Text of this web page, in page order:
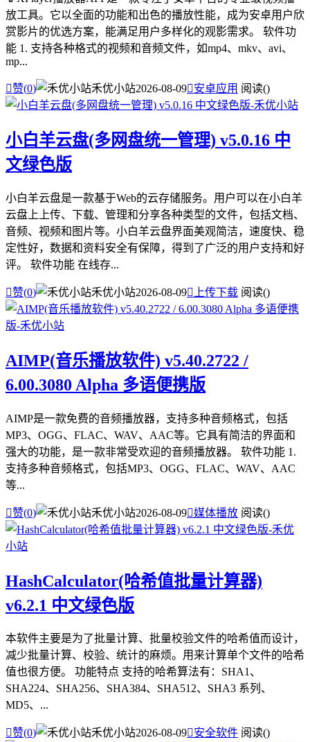
放工具。它以全面的功能和出色的播放性能，成为安卓用户欣
赏影片的优选方案，能满足用户多样化的观影需求。 软件功
能 1. 支持各种格式的视频和音频文件，如mp4、mkv、avi、
mp...
赞(0) 禾优小站2026-08-09安卓应用 阅读()
小白羊云盘(多网盘统一管理) v5.0.16 中
文绿色版
小白羊云盘是一款基于Web的云存储服务。用户可以在小白羊
云盘上上传、下载、管理和分享各种类型的文件，包括文档、
音频、视频和图片等。小白羊云盘界面美观简洁，速度快、稳
定性好，数据和资料安全有保障，得到了广泛的用户支持和好
评。 软件功能 在线存...
赞(0) 禾优小站2026-08-09 上传下载 阅读()
AIMP(音乐播放软件) v5.40.2722 /
6.00.3080 Alpha 多语便携版
AIMP是一款免费的音频播放器，支持多种音频格式，包括
MP3、OGG、FLAC、WAV、AAC等。它具有简洁的界面和
强大的功能，是一款非常受欢迎的音频播放器。 软件功能 1.
支持多种音频格式，包括MP3、OGG、FLAC、WAV、AAC
等...
赞(0) 禾优小站2026-08-09媒体播放 阅读()
HashCalculator(哈希值批量计算器)
v6.2.1 中文绿色版
本软件主要是为了批量计算、批量校验文件的哈希值而设计，
减少批量计算、校验、统计的麻烦。用来计算单个文件的哈希
值也很方便。 功能特点 支持的哈希算法有：SHA1、
SHA224、SHA256、SHA384、SHA512、SHA3 系列、
MD5、...
赞(0) 禾优小站2026-08-09安全软件 阅读()